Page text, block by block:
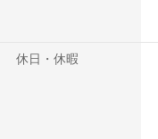
休日・休暇